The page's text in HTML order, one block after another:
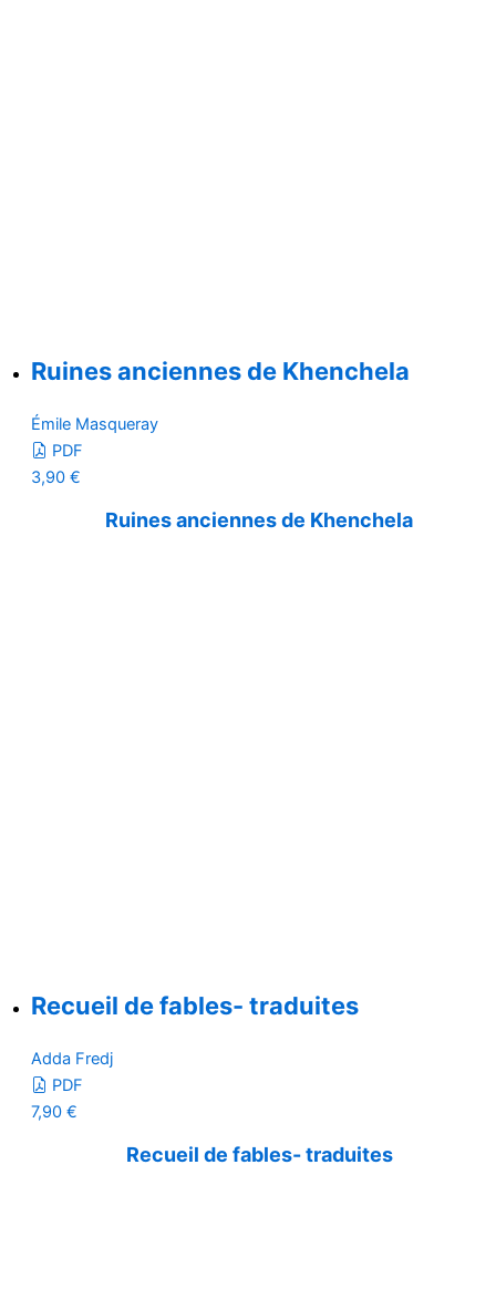
Ruines anciennes de Khenchela
Émile Masqueray
PDF
3,90 €
Ruines anciennes de Khenchela
Recueil de fables- traduites
Adda Fredj
PDF
7,90 €
Recueil de fables- traduites